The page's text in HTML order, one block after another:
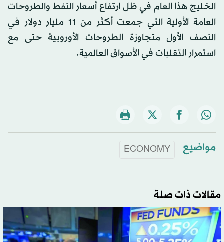
الخليج هذا العام في ظل ارتفاع أسعار النفط والطروحات
العامة الأولية التي جمعت أكثر من 11 مليار دولار في
النصف الأول متجاوزة الطروحات الأوروبية حتى مع
استمرار التقلبات في الأسواق العالمية.
مواضيع ECONOMY
مقالات ذات صلة